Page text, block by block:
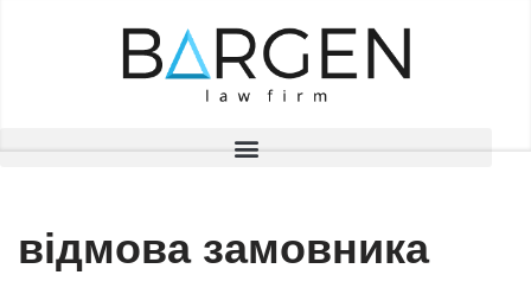
відмова замовника